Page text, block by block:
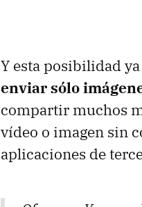
Y esta posibilidad
enviar sólo
compartir muchos
vídeo o imagen sin
aplicaciones de